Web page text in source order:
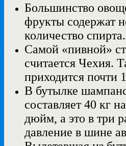
Большинство
фрукты содержат
количество спирта.
Самой «пивной»
считается Чехия.
приходится почти
В бутылке
составляет 40 кг
дюйм, а это в три
давление в шине